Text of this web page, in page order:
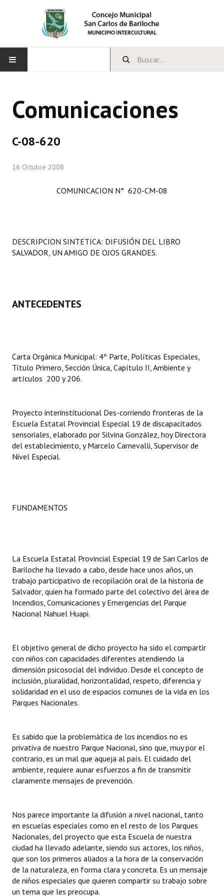
CONCEJO
Comisiones Especiales
LEGISLACIÓN
Constitución Provincial
Digesto
Organigrama
Informes de Gestión
Proyectos Presentados
Informes de Unidad Coordinadora
NORMATIVA
Comunicaciones
Declaraciones
Resoluciones de Presidencia
INSTITUCIONAL
Antiguos Pobladores
Registros y Distinciones
Datos Históricos
Premio al Mérito - Registro
Mujeres que Dejaron Huellas - Registro
Periodistas Decanos - Registro
Ciudadano Ilustre - Registro
Banca del Vecino - Registro
Comunicaciones
C-08-620
16 Octubre 2008
COMUNICACION N° 620-CM-08
DESCRIPCION SINTETICA: DIFUSIÓN DEL LIBRO
SALVADOR, UN AMIGO DE OJOS GRANDES.
ANTECEDENTES
Carta Orgánica Municipal: 4º Parte, Políticas Especiales,
Título Primero, Sección Única, Capítulo II, Ambiente y
artículos 200 y 206.
Proyecto interinstitucional Des-corriendo fronteras de la
Escuela Estatal Provincial Especial 19 de discapacitados
sensoriales, elaborado por Silvina González, hoy Directora
del establecimiento, y Marcelo Carnevalli, Supervisor de
Nivel Especial.
FUNDAMENTOS
La Escuela Estatal Provincial Especial 19 de San Carlos de
Bariloche ha llevado a cabo, desde hace unos años, un
trabajo participativo de recopilación oral de la historia de
Salvador, quien ha formado parte del colectivo del área de
Incendios, Comunicaciones y Emergencias del Parque
Nacional Nahuel Huapi.
El objetivo general de dicho proyecto ha sido el compartir
con niños con capacidades diferentes atendiendo la
dimensión psicosocial del individuo. Desde el concepto de
inclusión, pluralidad, horizontalidad, respeto, diferencia y
solidaridad en el uso de espacios comunes de la vida en los
Parques Nacionales.
Es sabido que la problemática de los incendios no es
privativa de nuestro Parque Nacional, sino que, muy por el
contrario, es un mal que aqueja al país. El cuidado del
ambiente, requiere aunar esfuerzos a fin de transmitir
claramente mensajes de prevención.
Nos parece importante la difusión a nivel nacional, tanto
en escuelas especiales como en el resto de los Parques
Nacionales, del proyecto que esta Escuela de nuestra
ciudad ha llevado adelante, siendo sus actores, los niños,
que son los primeros aliados a la hora de la conservación
de la naturaleza, en forma clara y concreta. Es un mensaje
de niños especiales que quieren compartir su trabajo sobre
un tema que les preocupa.